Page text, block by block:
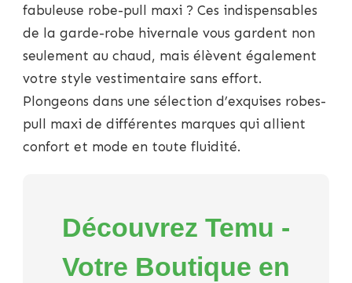
TENDANCE
LA
ROBE-
PULL
MAXI
fabuleuse robe-pull maxi ? Ces indispensables
de la garde-robe hivernale vous gardent non
seulement au chaud, mais élèvent également
votre style vestimentaire sans effort.
Plongeons dans une sélection d’exquises robes-
pull maxi de différentes marques qui allient
confort et mode en toute fluidité.
Découvrez Temu -
Votre Boutique en